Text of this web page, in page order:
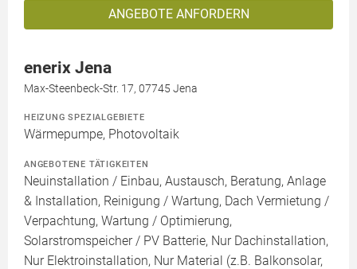
ANGEBOTE ANFORDERN
enerix Jena
Max-Steenbeck-Str. 17, 07745 Jena
HEIZUNG SPEZIALGEBIETE
Wärmepumpe, Photovoltaik
ANGEBOTENE TÄTIGKEITEN
Neuinstallation / Einbau, Austausch, Beratung, Anlage
& Installation, Reinigung / Wartung, Dach Vermietung /
Verpachtung, Wartung / Optimierung,
Solarstromspeicher / PV Batterie, Nur Dachinstallation,
Nur Elektroinstallation, Nur Material (z.B. Balkonsolar,